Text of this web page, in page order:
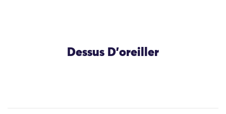
Dessus D’oreiller